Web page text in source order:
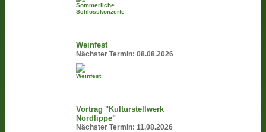
Weinfest
Nächster Termin:08.08.2026
Vortrag "Kulturstellwerk
Nordlippe"
Nächster Termin:11.08.2026